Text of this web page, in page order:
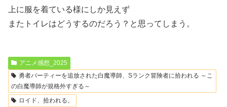
上に服を着ている様にしか見えず
またトイレはどうするのだろう？と思ってしまう。
アニメ感想_2025
勇者パーティーを追放された白魔導師、Sランク冒険者に拾われる ～こ
の白魔導師が規格外すぎる～
ロイド、拾われる。